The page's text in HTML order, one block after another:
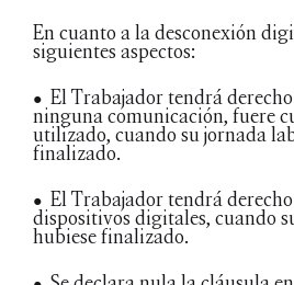
En cuanto a la desconexión
siguientes aspectos:
• El Trabajador tendrá
ninguna comunicación, fuere
utilizado, cuando su jornada
finalizado.
• El Trabajador tendrá
dispositivos digitales, cuando
hubiese finalizado.